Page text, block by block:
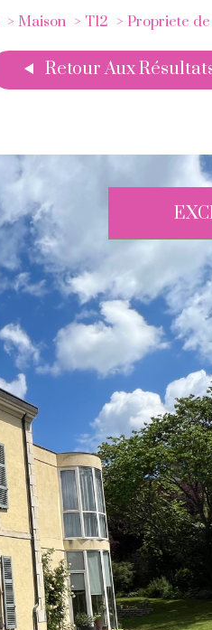
Maison T12 Propriete
Retour Aux